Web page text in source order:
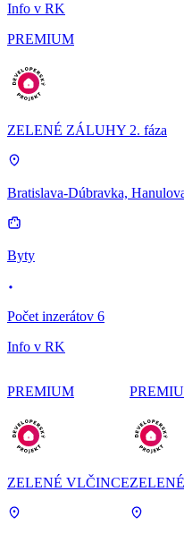
Info v RK
PREMIUM
ZELENÉ ZÁLUHY 2. fáza
Bratislava-Dúbravka,
Byty
Počet inzerátov 6
Info v RK
PREMIUM
ZELENÉ VLČINCE